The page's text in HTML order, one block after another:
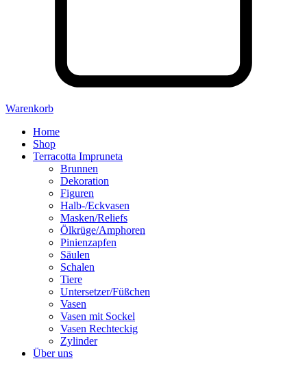
Warenkorb
Home
Shop
Terracotta Impruneta
Brunnen
Dekoration
Figuren
Halb-/Eckvasen
Masken/Reliefs
Ölkrüge/Amphoren
Pinienzapfen
Säulen
Schalen
Tiere
Untersetzer/Füßchen
Vasen
Vasen mit Sockel
Vasen Rechteckig
Zylinder
Über uns